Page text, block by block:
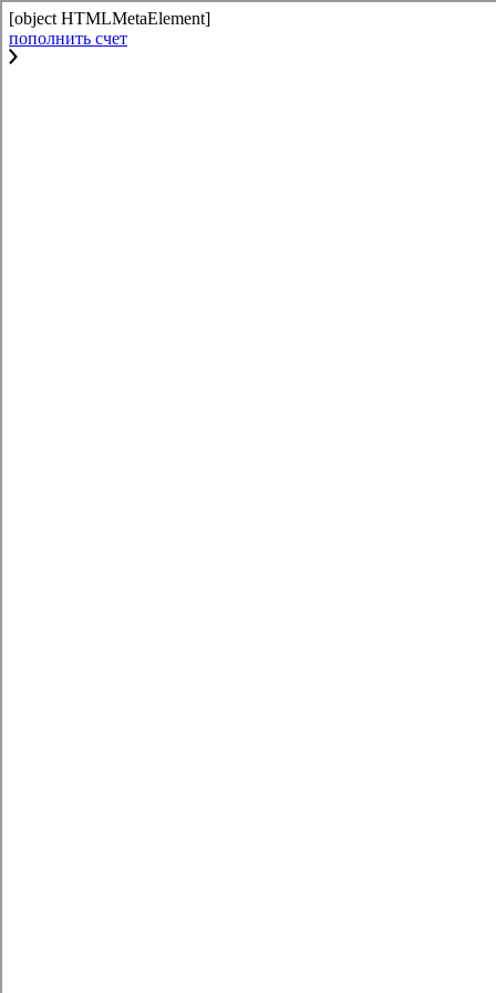
[object HTMLMetaElement]
пополнить счет